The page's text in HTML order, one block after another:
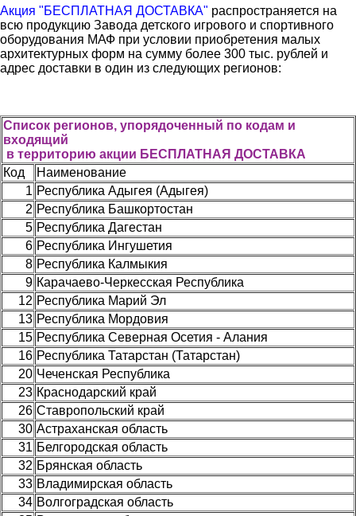
Акция "БЕСПЛАТНАЯ ДОСТАВКА" распространяется на
всю продукцию Завода детского игрового и спортивного
оборудования МАФ при условии приобретения малых
архитектурных форм на сумму более 300 тыс. рублей и
адрес доставки в один из следующих регионов:
Список регионов, упорядоченный по кодам и
входящий
в территорию акции БЕСПЛАТНАЯ ДОСТАВКА
Код
Наименование
1 Республика Адыгея (Адыгея)
2 Республика Башкортостан
5 Республика Дагестан
6 Республика Ингушетия
8 Республика Калмыкия
9 Карачаево-Черкесская Республика
12 Республика Марий Эл
13 Республика Мордовия
15 Республика Северная Осетия - Алания
16 Республика Татарстан (Татарстан)
20 Чеченская Республика
23 Краснодарский край
26 Ставропольский край
30 Астраханская область
31 Белгородская область
32 Брянская область
33 Владимирская область
34 Волгоградская область